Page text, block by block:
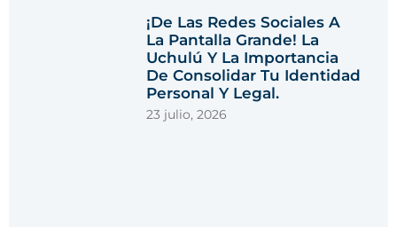
¡De Las Redes Sociales A
La Pantalla Grande! La
Uchulú Y La Importancia
De Consolidar Tu Identidad
Personal Y Legal.
23 julio, 2026